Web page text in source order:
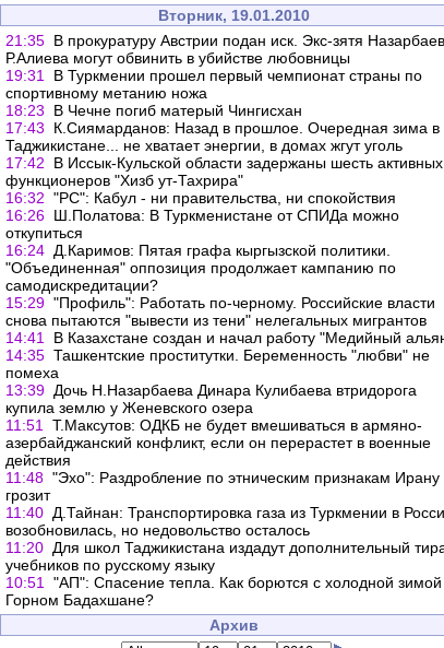
Вторник, 19.01.2010
21:35 В прокуратуру Австрии подан иск. Экс-зятя
Р.Алиева могут обвинить в убийстве любовницы
19:31
В Туркмении прошел первый чемпионат страны по
спортивному метанию ножа
18:23
В Чечне погиб матерый Чингисхан
17:43
К.Сиямарданов: Назад в прошлое. Очередная зима в
Таджикистане... не хватает энергии, в домах жгут уголь
17:42
В Иссык-Кульской области задержаны шесть активных
функционеров "Хизб ут-Тахрира"
16:32 "РС": Кабул - ни правительства, ни спокойствия
16:26 Ш.Полатова: В Туркменистане от СПИДа можно
откупиться
16:24 Д.Каримов: Пятая графа кыргызской политики.
"Объединенная" оппозиция продолжает кампанию по
самодискредитации?
15:29 "Профиль": Работать по-черному. Российские власти
снова пытаются "вывести из тени" нелегальных мигрантов
14:41
В Казахстане создан и начал работу "Медийный
14:35 Ташкентские проститутки. Беременность "любви" не
помеха
13:39 Дочь Н.Назарбаева Динара Кулибаева втридорога
купила землю у Женевского озера
11:51
Т.Максутов: ОДКБ не будет вмешиваться в армяно-
азербайджанский конфликт, если он перерастет в военные
действия
11:48 "Эхо": Раздробление по этническим признакам Ирану
грозит
11:40 Д.Тайнан: Транспортировка газа из Туркмении в
возобновилась, но недовольство осталось
11:20 Для школ Таджикистана издадут дополнительный
учебников по русскому языку
10:51
"АП": Спасение тепла. Как борются с холодной зимой
Горном Бадахшане?
Архив